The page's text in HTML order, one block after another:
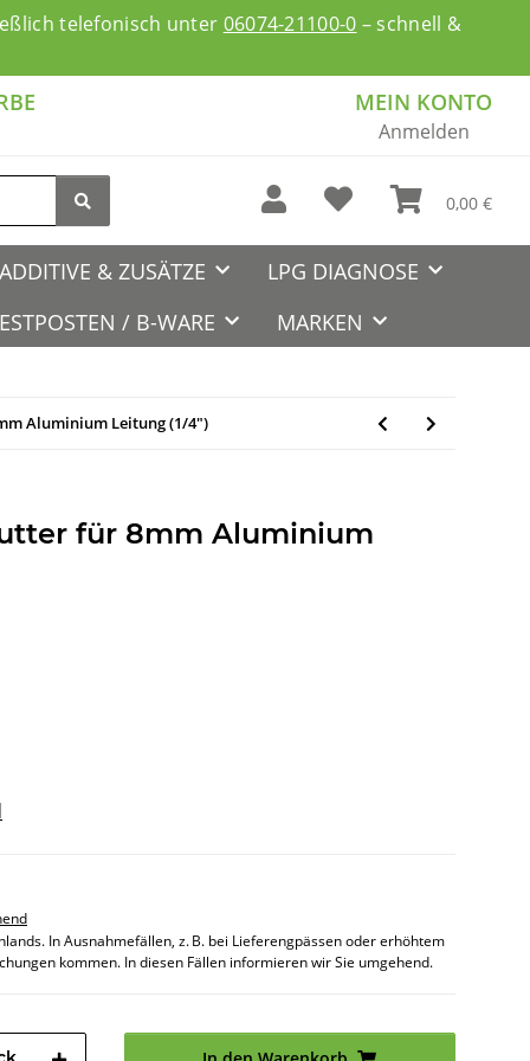
telefonisch unter 06074-21100-0 – schnell &
MEIN KONTO
Anmelden
0,00 €
& ZUSÄTZE
LPG DIAGNOSE
/ B-WARE
MARKEN
Aluminium Leitung (1/4")
für 8mm Aluminium
In Ausnahmefällen, z. B. bei Lieferengpässen oder erhöhtem
kommen. In diesen Fällen informieren wir Sie umgehend.